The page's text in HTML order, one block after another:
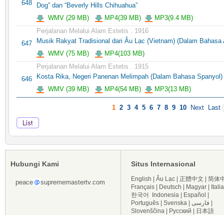
648
Dog” dan “Beverly Hills Chihuahua”
WMV (29 MB)
MP4(39 MB) MP3(9.4 MB)
647
Perjalanan Melalui Alam Estetis . 1916
Musik Rakyat Tradisional dari Âu Lạc (Vietnam) (Dalam Bahasa
WMV (75 MB)
MP4(103 MB)
646
Perjalanan Melalui Alam Estetis . 1915
Kosta Rika, Negeri Panenan Melimpah (Dalam Bahasa Spanyol)
WMV (39 MB)
MP4(54 MB) MP3(13 MB)
1 2 3 4 5 6 7 8 9 10 Next Last
Hubungi Kami
peace suprememastertv.com
Situs Internasional
English Âu Lạc 正體中文
简体
Français
Deutsch Magyar
한국어
Indonesia Español
Português
Svenska فارسی
Slovenščina
Русский 日本語